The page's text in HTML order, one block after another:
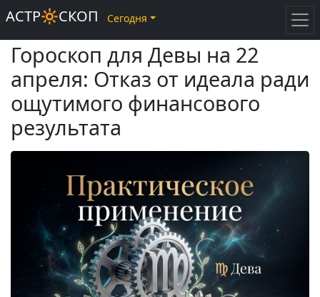
Гороскоп для Девы на 22
апреля: Отказ от идеала ради
ощутимого финансового
результата
АСТР🔆СКОП Сегодня